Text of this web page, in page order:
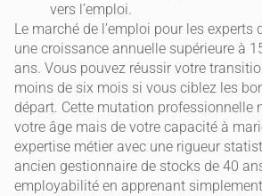
vers l’emploi.
Le marché de l’emploi pour les experts
une croissance annuelle supérieure à
ans. Vous pouvez réussir votre
moins de six mois si vous ciblez les
départ. Cette mutation professionnelle
votre âge mais de votre capacité à
expertise métier avec une rigueur
ancien gestionnaire de stocks de 40
employabilité en apprenant